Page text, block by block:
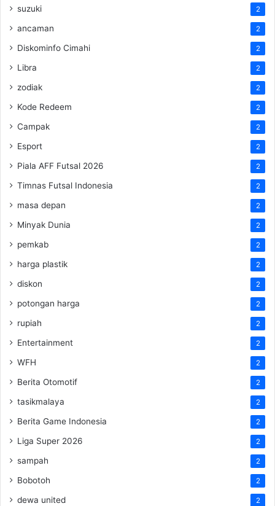
suzuki 2
ancaman 2
Diskominfo Cimahi 2
Libra 2
zodiak 2
Kode Redeem 2
Campak 2
Esport 2
Piala AFF Futsal 2026 2
Timnas Futsal Indonesia 2
masa depan 2
Minyak Dunia 2
pemkab 2
harga plastik 2
diskon 2
potongan harga 2
rupiah 2
Entertainment 2
WFH 2
Berita Otomotif 2
tasikmalaya 2
Berita Game Indonesia 2
Liga Super 2026 2
sampah 2
Bobotoh 2
dewa united 2